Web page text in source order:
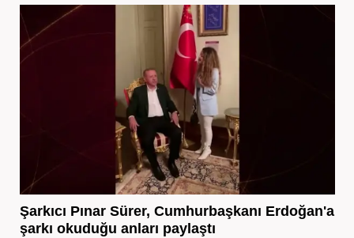
Şarkıcı Pınar Sürer, Cumhurbaşkanı Erdoğan'a
şarkı okuduğu anları paylaştı